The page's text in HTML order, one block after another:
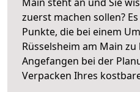
zuerst machen sollen?
Punkte, die bei einem
Rüsselsheim am Main
Angefangen bei der
Verpacken Ihres